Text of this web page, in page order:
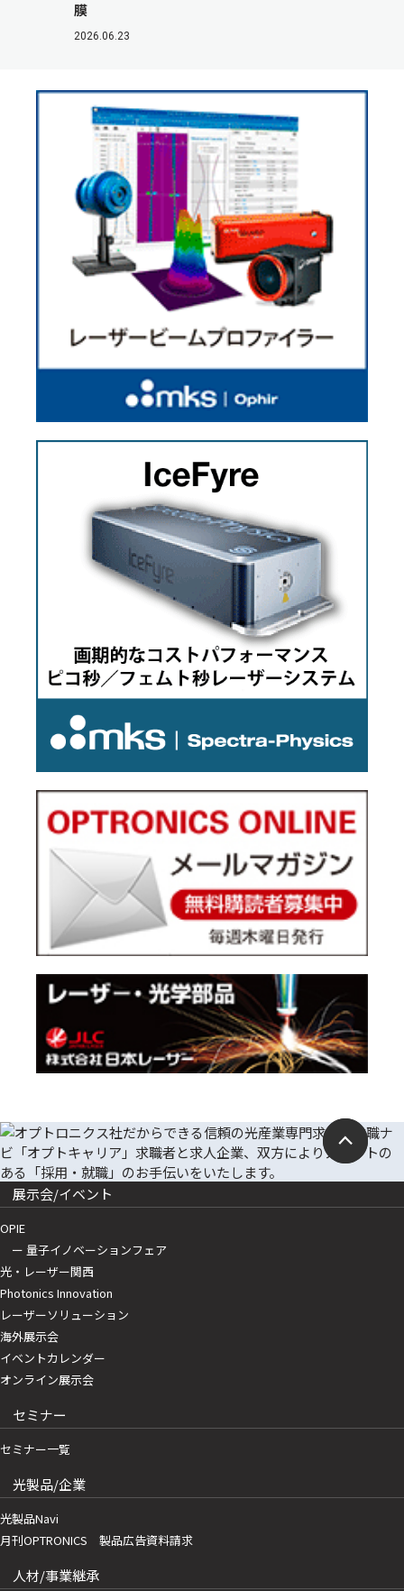
膜
2026.06.23
展示会/イベント
OPIE
ー 量子イノベーションフェア
光・レーザー関西
Photonics Innovation
レーザーソリューション
海外展示会
イベントカレンダー
オンライン展示会
セミナー
セミナー一覧
光製品/企業
光製品Navi
月刊OPTRONICS 製品広告資料請求
人材/事業継承